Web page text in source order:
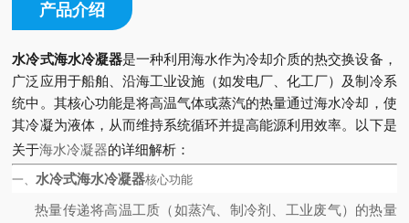
产品介绍
水冷式海水冷凝器是一种利用海水作为冷却介质的热交换设备，
广泛应用于船舶、沿海工业设施（如发电厂、化工厂）及制冷系
统中。其核心功能是将高温气体或蒸汽的热量通过海水冷却，使
其冷凝为液体，从而维持系统循环并提高能源利用效率。以下是
关于海水冷凝器的详细解析：
一、水冷式海水冷凝器核心功能
热量传递将高温工质（如蒸汽、制冷剂、工业废气）的热量